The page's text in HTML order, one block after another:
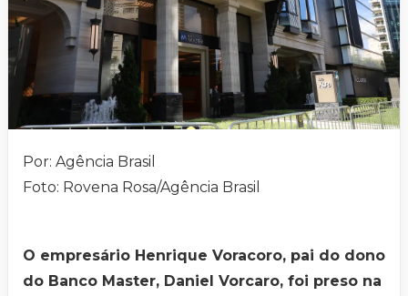
Por: Agência Brasil
Foto: Rovena Rosa/Agência Brasil
O empresário Henrique Voracoro, pai do dono
do Banco Master, Daniel Vorcaro, foi preso na